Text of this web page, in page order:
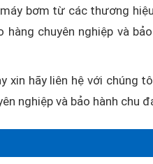
bơm từ các thương
chuyên nghiệp và
xin hãy liên hệ với chúng
nghiệp và bảo hành chu